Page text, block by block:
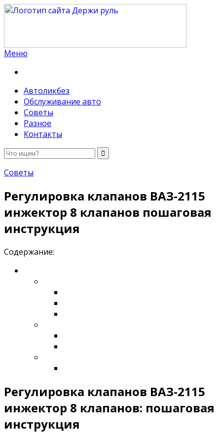
Меню
Автоликбез
Обслуживание авто
Советы
Разное
Контакты
Советы
Регулировка клапанов ВАЗ-2115
инжектор 8 клапанов пошаговая
инструкция
Содержание:
Регулировка клапанов ВАЗ-2115
инжектор 8 клапанов: пошаговая
инструкция